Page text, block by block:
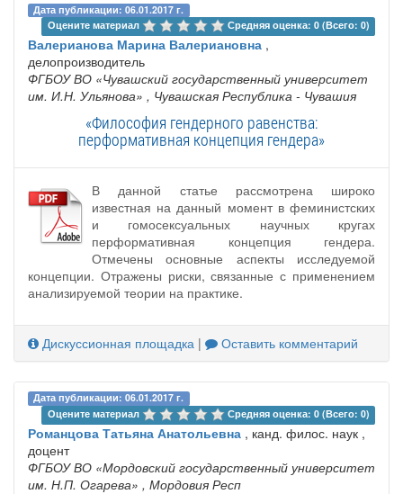
Дата публикации: 06.01.2017 г.
Оцените материал
Средняя оценка: 0 (Всего: 0)
Валерианова Марина Валериановна ,
делопроизводитель
ФГБОУ ВО «Чувашский государственный университет
им. И.Н. Ульянова» , Чувашская Республика - Чувашия
«Философия гендерного равенства:
перформативная концепция гендера»
В данной статье рассмотрена широко
известная на данный момент в феминистских
и гомосексуальных научных кругах
перформативная концепция гендера.
Отмечены основные аспекты исследуемой
концепции. Отражены риски, связанные с применением
анализируемой теории на практике.
Дискуссионная площадка | Оставить комментарий
Дата публикации: 06.01.2017 г.
Оцените материал
Средняя оценка: 0 (Всего: 0)
Романцова Татьяна Анатольевна , канд. филос. наук ,
доцент
ФГБОУ ВО «Мордовский государственный университет
им. Н.П. Огарева» , Мордовия Респ